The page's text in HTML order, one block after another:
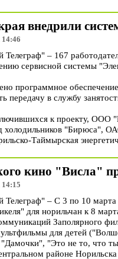
внедрили
14:46
– 167
сервисной системы
программное
передачу в службу
к проекту,
холодильников "Бирюса",
Таймырская
кино "Висла"
14:15
– С 3 по 10 марта
для норильчан к 8
Заполярного
для детей
"Дамочки", "Это не то, что
районе